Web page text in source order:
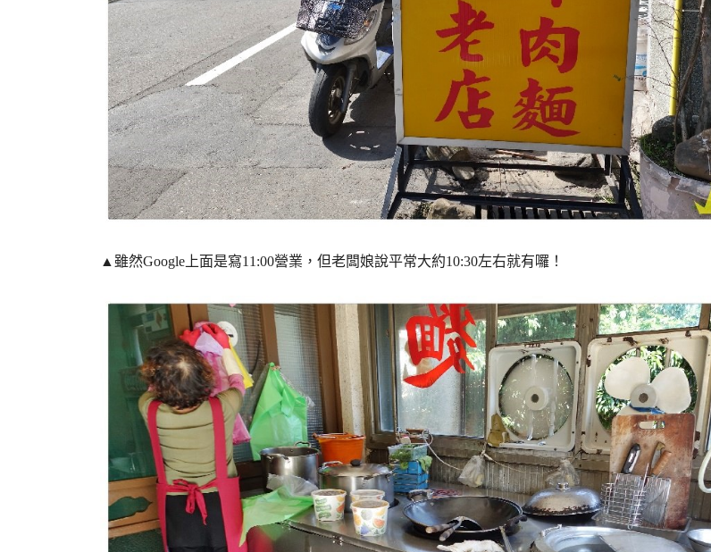
▲雖然Google上面是寫11:00營業，但老闆娘說平常大約10:30左右就有囉！